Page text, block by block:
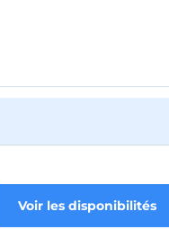
Voir les disponibilités